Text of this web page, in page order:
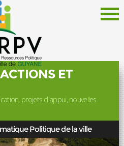
ET
projets d'appui, nouvelles
Politique de la ville